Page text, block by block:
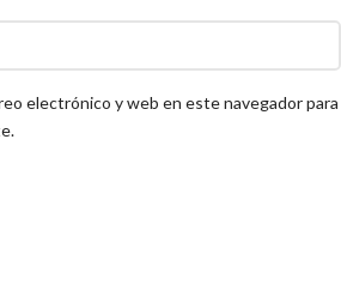
electrónico y web en este navegador para